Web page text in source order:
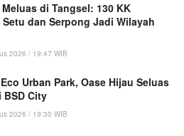
di Tangsel: 130 KK
Setu dan Serpong Jadi Wilayah
2026 / 19:47 WIB
Urban Park, Oase Hijau Seluas
BSD City
2026 / 19:30 WIB